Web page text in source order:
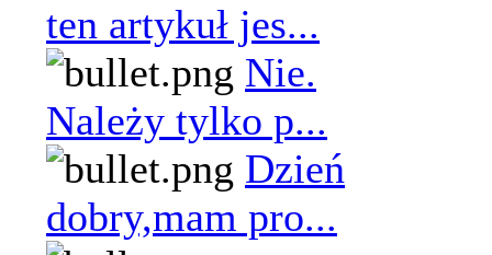
ten artykuł jes...
Nie.
Należy tylko p...
Dzień
dobry,mam pro...